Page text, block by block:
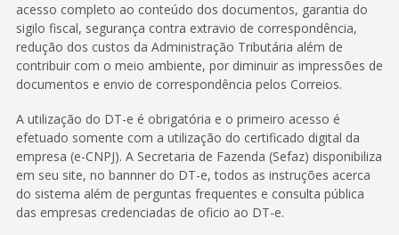
acesso completo ao conteúdo dos documentos, garantia do
sigilo fiscal, segurança contra extravio de correspondência,
redução dos custos da Administração Tributária além de
contribuir com o meio ambiente, por diminuir as impressões de
documentos e envio de correspondência pelos Correios.
A utilização do DT-e é obrigatória e o primeiro acesso é
efetuado somente com a utilização do certificado digital da
empresa (e-CNPJ). A Secretaria de Fazenda (Sefaz) disponibiliza
em seu site, no bannner do DT-e, todos as instruções acerca
do sistema além de perguntas frequentes e consulta pública
das empresas credenciadas de oficio ao DT-e.